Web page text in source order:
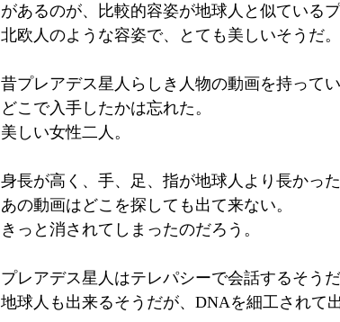
があるのが、比較的容姿が地球人と似ている
北欧人のような容姿で、とても美しいそうだ。
昔プレアデス星人らしき人物の動画を持ってい
どこで入手したかは忘れた。
美しい女性二人。
身長が高く、手、足、指が地球人より長かった
あの動画はどこを探しても出て来ない。
きっと消されてしまったのだろう。
プレアデス星人はテレパシーで会話するそうだ
地球人も出来るそうだが、DNAを細工されて